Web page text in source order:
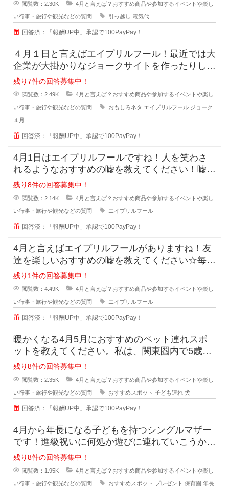
閲覧数：2.30K 4月と言えば？おすすめ商品や参加するイベントや楽し
い行事・旅行や観光などの質問 引っ越し 電気代
回答済：「報酬UP中」承認で100PayPay！
４月１日と言えばエイプリルフール！最近では大
企業が大掛かりなジョークサイトを作ったりして
盛り上がっていますよね？＾＾
残り7件の回答募集中！
閲覧数：2.49K 4月と言えば？おすすめ商品や参加するイベントや楽し
い行事・旅行や観光などの質問 おもしろネタ エイプリルフール ジョーク
４月
回答済：「報酬UP中」承認で100PayPay！
4月1日はエイプリルフールですね！人を笑わさ
れるようなおすすめの嘘を教えてください！嘘つ
きは泥棒のはじまりとよく言われて
残り8件の回答募集中！
閲覧数：2.14K 4月と言えば？おすすめ商品や参加するイベントや楽し
い行事・旅行や観光などの質問 エイプリルフール
回答済：「報酬UP中」承認で100PayPay！
4月と言えばエイプリルフールがありますね！友
達を楽しいおすすめの嘘を教えてください☆毎年
考えますが、中々上手に騙す事が出
残り1件の回答募集中！
閲覧数：4.49K 4月と言えば？おすすめ商品や参加するイベントや楽し
い行事・旅行や観光などの質問 エイプリルフール
回答済：「報酬UP中」承認で100PayPay！
暖かくなる4月5月におすすめのペット連れスポ
ットを教えてください。私は、関東圏内で5歳の
子ども1人と小型犬を2匹とで暮ら
残り8件の回答募集中！
閲覧数：2.35K 4月と言えば？おすすめ商品や参加するイベントや楽し
い行事・旅行や観光などの質問 おすすめスポット 子ども連れ 犬
回答済：「報酬UP中」承認で100PayPay！
4月から年長になる子どもを持つシングルマザー
です！進級祝いに何処か遊びに連れていこうか、
何かプレゼントをあげようか悩んで
残り8件の回答募集中！
閲覧数：1.95K 4月と言えば？おすすめ商品や参加するイベントや楽し
い行事・旅行や観光などの質問 おすすめスポット プレゼント 保育園 年長